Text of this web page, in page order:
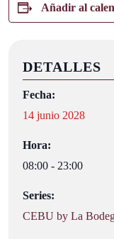
Añadir al
DETALLES
Fecha:
14 junio 2028
Hora:
08:00 - 23:00
Series:
CEBU by La